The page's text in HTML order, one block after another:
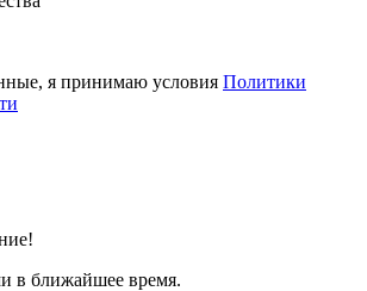
я принимаю условия Политики
в ближайшее время.